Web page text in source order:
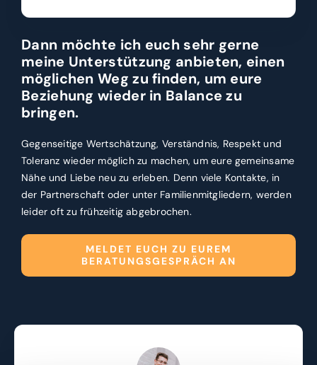
Dann möchte ich euch sehr gerne
meine Unterstützung anbieten, einen
möglichen Weg zu finden, um eure
Beziehung wieder in Balance zu
bringen.
Gegenseitige Wertschätzung, Verständnis, Respekt und
Toleranz wieder möglich zu machen, um eure gemeinsame
Nähe und Liebe neu zu erleben. Denn viele Kontakte, in
der Partnerschaft oder unter Familienmitgliedern, werden
leider oft zu frühzeitig abgebrochen.
MELDET EUCH ZU EUREM
BERATUNGSGESPRÄCH AN